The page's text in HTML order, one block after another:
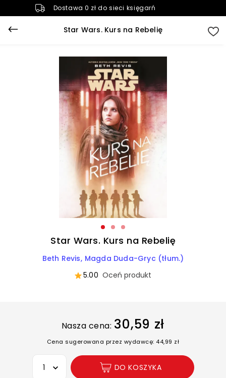
Dostawa 0 zł do sieci księgarń
Star Wars. Kurs na Rebelię
Star Wars. Kurs na Rebelię
Beth Revis Magda Duda-Gryc (tłum.)
5.00 Oceń produkt
Nasza cena: 30,59 zł
Cena sugerowana przez wydawcę: 44,99 zł
Wybierz opcję
DO KOSZYKA